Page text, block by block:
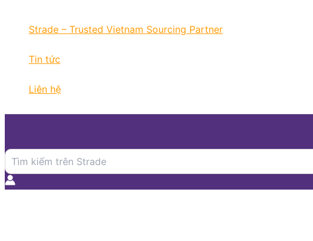
Strade – Trusted Vietnam Sourcing Partner
Tin tức
Liên hệ
Search
for: